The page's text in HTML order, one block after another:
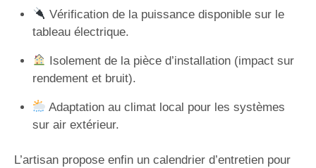
Vérification de la puissance disponible sur le
tableau électrique.
Isolement de la pièce d’installation (impact sur
rendement et bruit).
Adaptation au climat local pour les systèmes
sur air extérieur.
L’artisan propose enfin un calendrier d’entretien pour